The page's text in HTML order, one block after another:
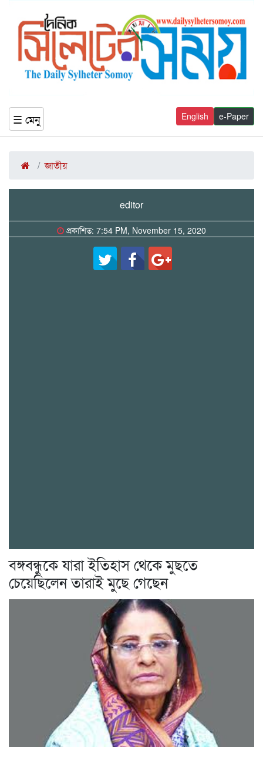
☰ মেনু e-Paper
English
জাতীয়
editor
প্রকাশিত: 7:54 PM, November 15, 2020
বঙ্গবন্ধুকে যারা ইতিহাস থেকে মুছতে
চেয়েছিলেন তারাই মুছে গেছেন